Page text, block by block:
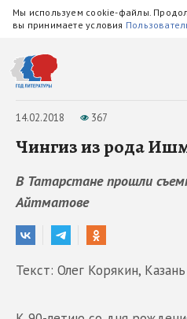
Мы используем cookie-файлы.
вы принимаете условия
14.02.2018 367
Чингиз из рода
В Татарстане прошли
Айтматове
Текст: Олег Корякин, Казань